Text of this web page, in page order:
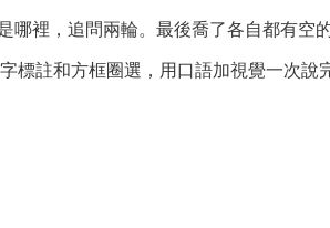
裡，追問兩輪。最後喬了各自都有空
註和方框圈選，用口語加視覺一次說